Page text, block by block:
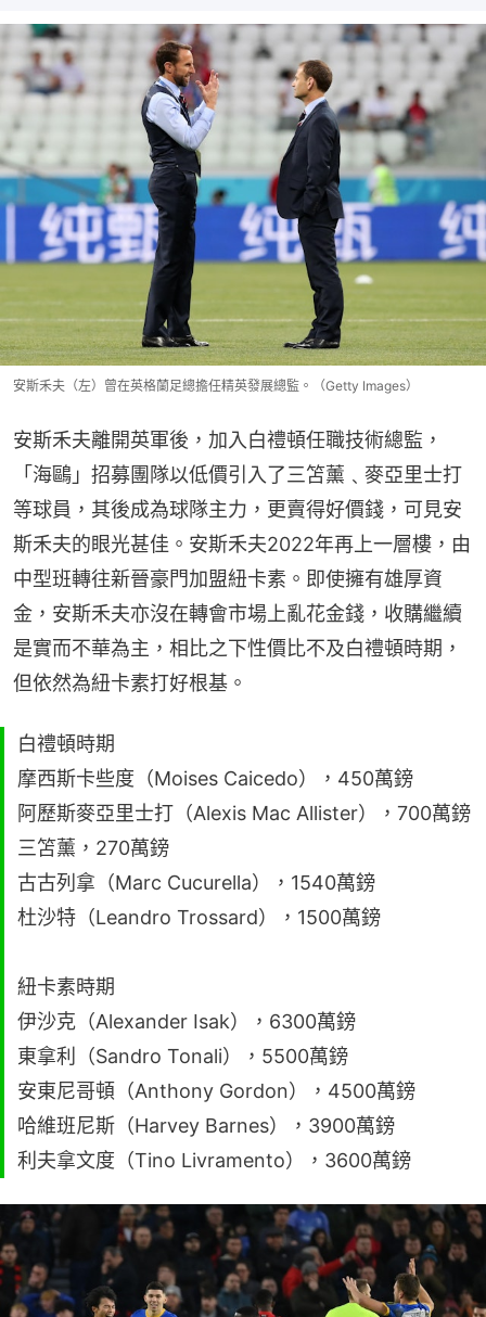
安斯禾夫（左）曾在英格蘭足總擔任精英發展總監。（Getty Images）
安斯禾夫離開英軍後，加入白禮頓任職技術總監，
「海鷗」招募團隊以低價引入了三笘薰﹑麥亞里士打
等球員，其後成為球隊主力，更賣得好價錢，可見安
斯禾夫的眼光甚佳。安斯禾夫2022年再上一層樓，由
中型班轉往新晉豪門加盟紐卡素。即使擁有雄厚資
金，安斯禾夫亦沒在轉會市場上亂花金錢，收購繼續
是實而不華為主，相比之下性價比不及白禮頓時期，
但依然為紐卡素打好根基。
白禮頓時期
摩西斯卡些度（Moises Caicedo），450萬鎊
阿歷斯麥亞里士打（Alexis Mac Allister），700萬鎊
三笘薰，270萬鎊
古古列拿（Marc Cucurella），1540萬鎊
杜沙特（Leandro Trossard），1500萬鎊
紐卡素時期
伊沙克（Alexander Isak），6300萬鎊
東拿利（Sandro Tonali），5500萬鎊
安東尼哥頓（Anthony Gordon），4500萬鎊
哈維班尼斯（Harvey Barnes），3900萬鎊
利夫拿文度（Tino Livramento），3600萬鎊